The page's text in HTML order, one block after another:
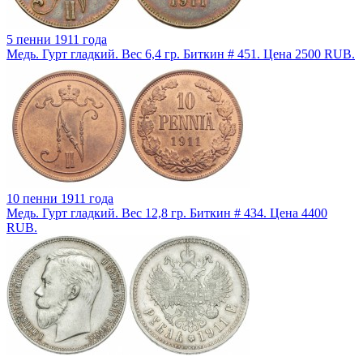
5 пенни 1911 года
Медь. Гурт гладкий. Вес 6,4 гр. Биткин # 451. Цена 2500 RUB.
10 пенни 1911 года
Медь. Гурт гладкий. Вес 12,8 гр. Биткин # 434. Цена 4400
RUB.